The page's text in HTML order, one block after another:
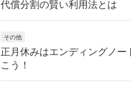
代償分割の賢い利用法とは
その他
正月休みはエンディングノー
こう！